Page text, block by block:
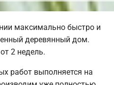
максимально быстро и
деревянный дом.
2 недель.
работ выполняется на